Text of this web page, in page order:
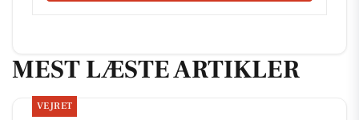
MEST LÆSTE ARTIKLER
VEJRET